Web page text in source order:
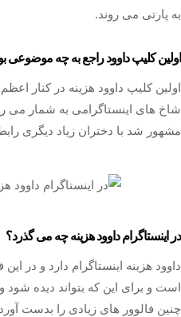
به پارتی می روند.
اولین کلیپ داوود راجع به چه موضوعی
اولین کلیپ داوود هزینه در کنار
شاخ های اینستاگرامی به شمار می
مشهور شد با دختران زیاد دیگری
در اینستاگرام داوود هزینه چه می گذرد؟
داوود هزینه اینستاگرام دارد و در
است و برای این که بتواند دیده
چنین فالوور های زیادی را بدست